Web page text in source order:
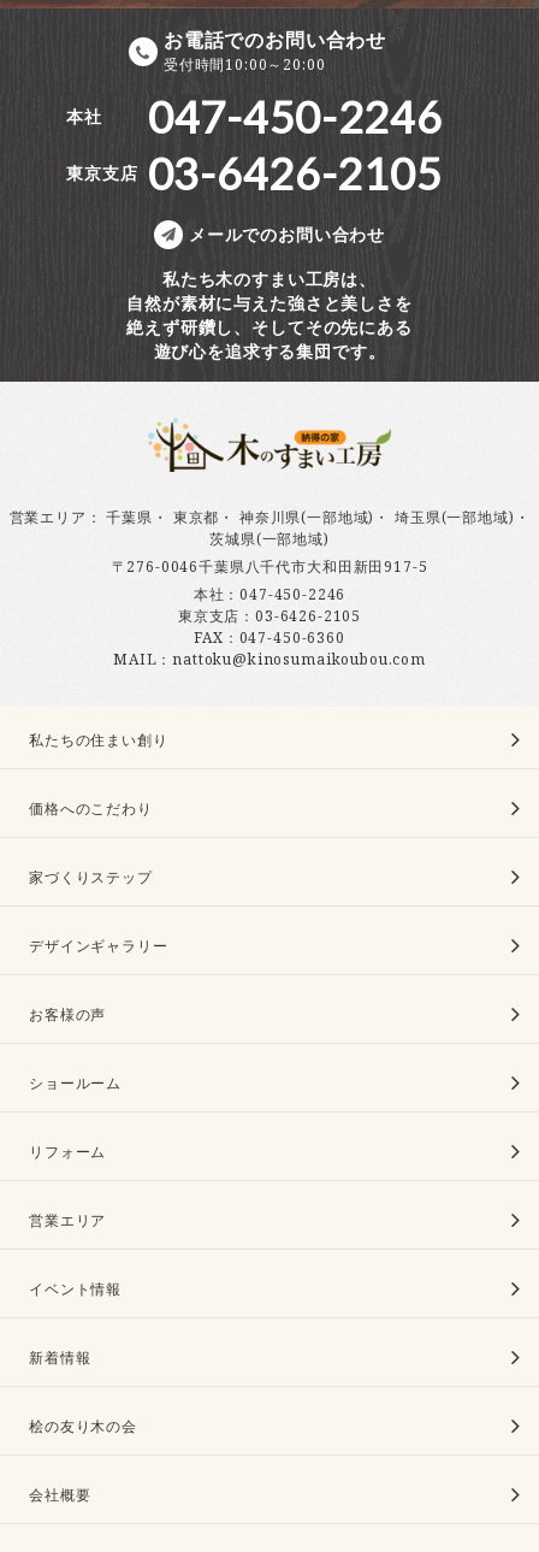
お電話でのお問い合わせ
受付時間10:00～20:00
本社 047-450-2246
東京支店 03-6426-2105
メールでのお問い合わせ
私たち木のすまい工房は、
自然が素材に与えた強さと美しさを
絶えず研鑽し、そしてその先にある
遊び心を追求する集団です。
営業エリア ：千葉県 ・ 東京都 ・ 神奈川県(一部地域) ・ 埼玉県(一部地域) ・
茨城県(一部地域)
〒276-0046千葉県八千代市大和田新田917-5
本社：047-450-2246
東京支店：03-6426-2105
FAX：047-450-6360
MAIL：nattoku@kinosumaikoubou.com
私たちの住まい創り
価格へのこだわり
家づくりステップ
デザインギャラリー
お客様の声
ショールーム
リフォーム
営業エリア
イベント情報
新着情報
桧の友り木の会
会社概要